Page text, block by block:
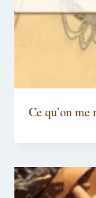
Ce qu’on